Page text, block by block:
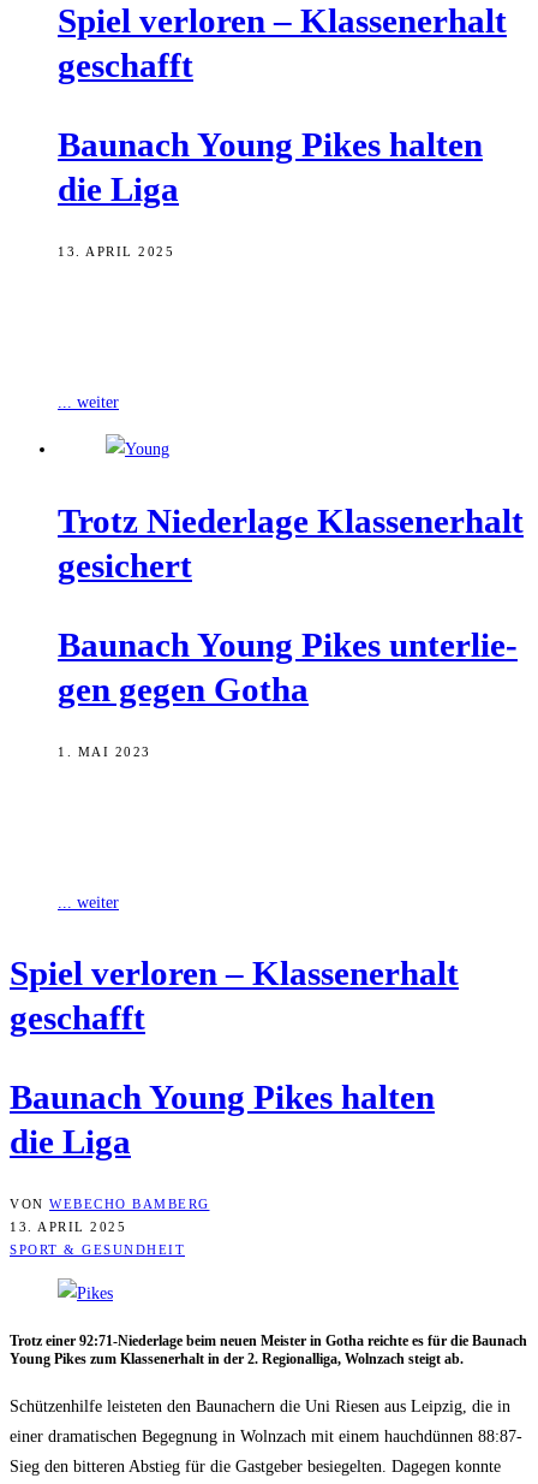
Spiel ver­lo­ren – Klas­sen­er­halt
geschafft
Bau­nach Young Pikes hal­ten
die Liga
13. APRIL 2025
... weiter
Trotz Nie­der­la­ge Klas­sen­er­halt
gesichert
Bau­nach Young Pikes unter­lie­
gen gegen Gotha
1. MAI 2023
... weiter
Spiel ver­lo­ren – Klas­sen­er­halt
geschafft
Bau­nach Young Pikes hal­ten
die Liga
VON WEBECHO BAMBERG
13. APRIL 2025
SPORT & GESUNDHEIT
Trotz einer 92:71-Niederlage beim neu­en Meis­ter in Gotha reich­te es für die Bau­nach
Young Pikes zum Klas­sen­er­halt in der 2. Regio­nal­li­ga, Wolnz­ach steigt ab.
Schüt­zen­hil­fe leis­te­ten den Bau­nachern die Uni Rie­sen aus Leip­zig, die in
einer dra­ma­ti­schen Begeg­nung in Wolnz­ach mit einem hauch­dün­nen 88:87-
Sieg den bit­te­ren Abstieg für die Gast­ge­ber besie­gel­ten. Dage­gen konn­te